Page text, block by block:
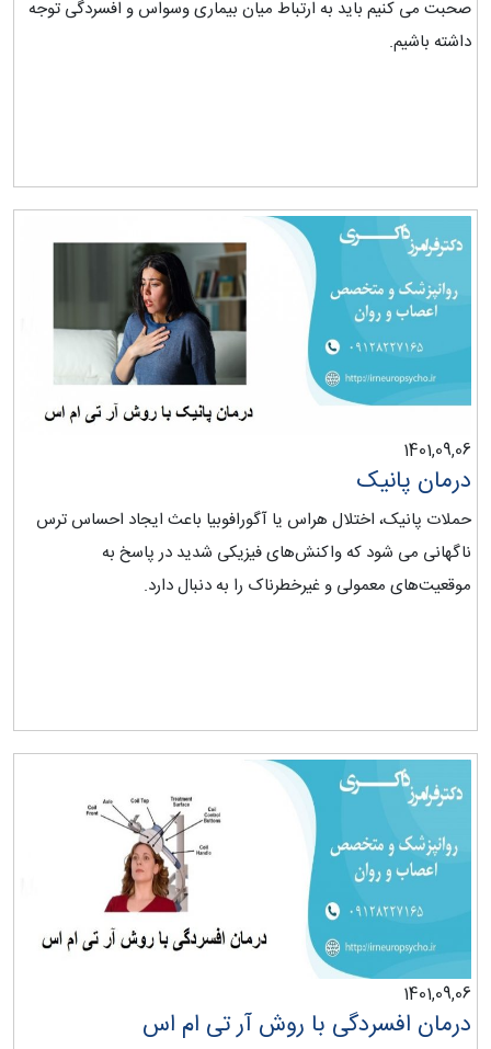
صحبت می کنیم باید به ارتباط میان بیماری وسواس و افسردگی توجه
داشته باشیم.
1401,09,06
درمان پانیک
حملات پانیک، اختلال هراس یا آگورافوبیا باعث ایجاد احساس ترس
ناگهانی می شود که واکنش‌های فیزیکی شدید در پاسخ به
موقعیت‌های معمولی و غیرخطرناک را به دنبال دارد.
1401,09,06
درمان افسردگی با روش آر تی ام اس